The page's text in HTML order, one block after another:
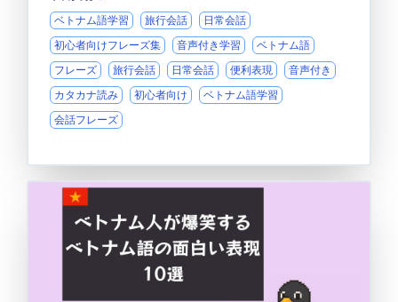
ベトナム語学習 旅行会話
日常会話
初心者向けフレーズ集
音声付き学習
ベトナム語
フレーズ
旅行会話 日常会話 便利表現
音声付き
カタカナ読み
初心者向け
ベトナム語学習
会話フレーズ